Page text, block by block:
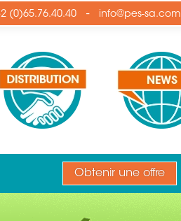
(0)65.76.40.40 - info@pes-sa.com
Obtenir une offre